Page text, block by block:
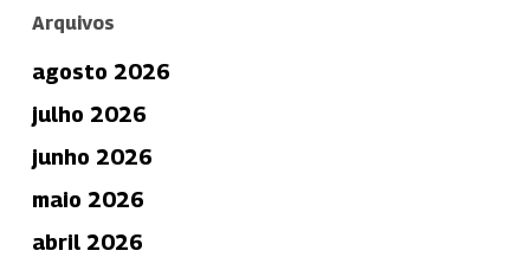
Arquivos
agosto 2026
julho 2026
junho 2026
maio 2026
abril 2026